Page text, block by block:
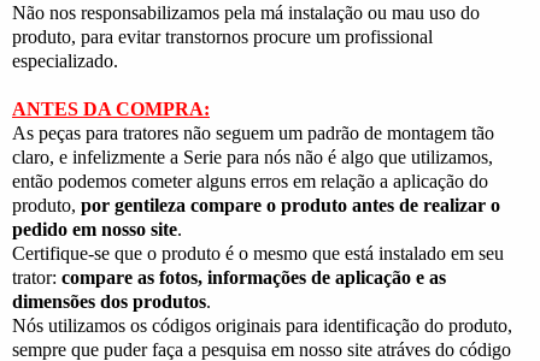
Não nos responsabilizamos pela má instalação ou mau uso do
produto, para evitar transtornos procure um profissional
especializado.
ANTES DA COMPRA:
As peças para tratores não seguem um padrão de montagem tão
claro, e infelizmente a Serie para nós não é algo que utilizamos,
então podemos cometer alguns erros em relação a aplicação do
produto, por gentileza compare o produto antes de realizar o
pedido em nosso site.
Certifique-se que o produto é o mesmo que está instalado em seu
trator: compare as fotos, informações de aplicação e as
dimensões dos produtos.
Nós utilizamos os códigos originais para identificação do produto,
sempre que puder faça a pesquisa em nosso site atráves do código